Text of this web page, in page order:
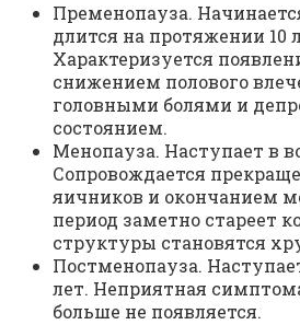
Пременопауза.
длится на протяжении 10
Характеризуется
снижением полового
головными болями и
состоянием.
Менопауза. Наступает в
Сопровождается
яичников и окончанием
период заметно стареет
структуры становятся
Постменопауза.
лет. Неприятная
больше не появляется.